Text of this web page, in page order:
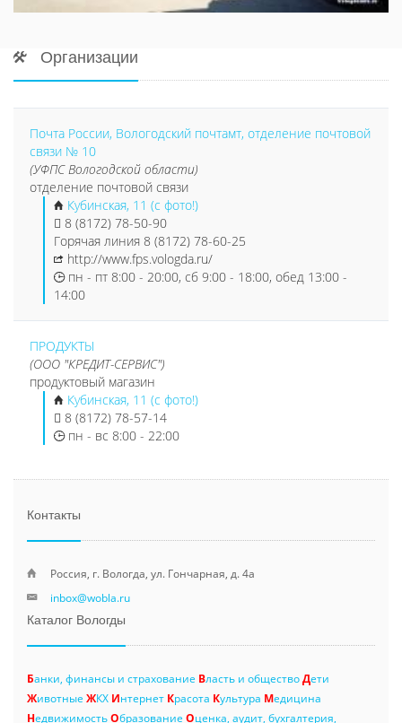
Организации
Почта России, Вологодский почтамт, отделение почтовой
связи № 10
(УФПС Вологодской области)
отделение почтовой связи
Кубинская, 11 (с фото!)
8 (8172) 78-50-90
Горячая линия 8 (8172) 78-60-25
http://www.fps.vologda.ru/
пн - пт 8:00 - 20:00, сб 9:00 - 18:00, обед 13:00 -
14:00
ПРОДУКТЫ
(ООО "КРЕДИТ-СЕРВИС")
продуктовый магазин
Кубинская, 11 (с фото!)
8 (8172) 78-57-14
пн - вс 8:00 - 22:00
Контакты
Россия, г. Вологда, ул. Гончарная, д. 4а
inbox@wobla.ru
Каталог Вологды
Банки, финансы и страхование Власть и обществоДети
Животные ЖКХ Интернет Красота Культура Медицина
НедвижимостьОбразование Оценка, аудит, бухгалтерия,